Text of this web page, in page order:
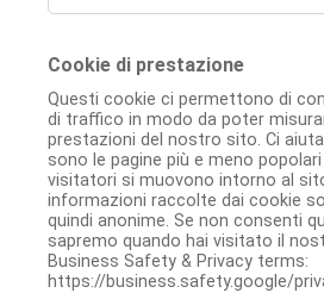
Cookie di prestazione
Questi cookie ci permettono di
di traffico in modo da poter
prestazioni del nostro sito. Ci
sono le pagine più e meno
visitatori si muovono intorno al
informazioni raccolte dai cookie
quindi anonime. Se non consenti
sapremo quando hai visitato il
Business Safety & Privacy terms:
https://business.safety.google/